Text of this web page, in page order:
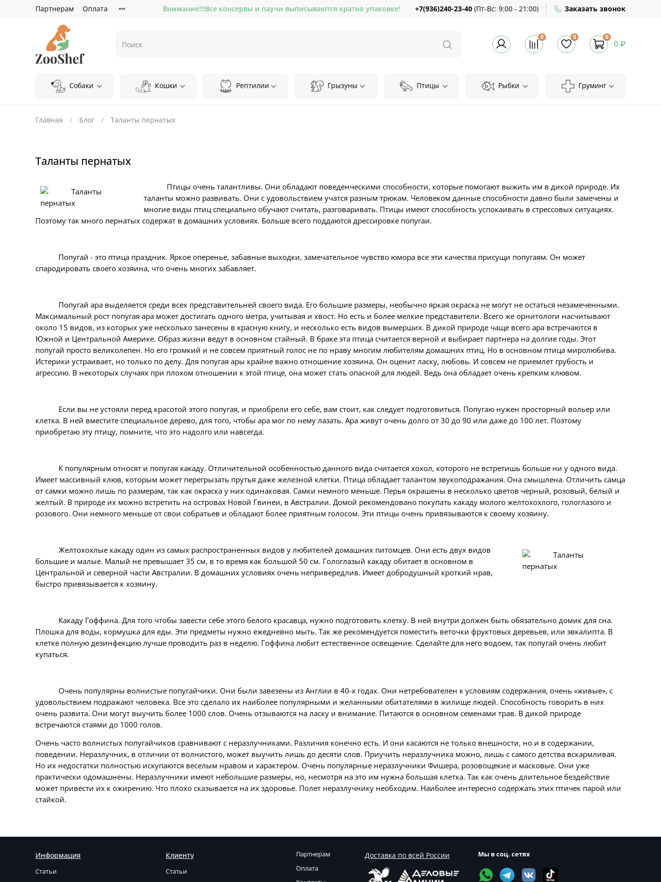
Партнерам Оплата Внимание!!!Все консервы и паучи выписываются кратно упаковке! +7(936)240-23-40 (Пт-Вс: 9:00 - 21:00) Заказать звонок
0 0 0
0 ₽
Собаки Кошки Рептилии Грызуны Птицы Рыбки Груминг
Главная Блог Таланты пернатых
Таланты пернатых
Птицы очень талантливы. Они обладают поведенческими способности, которые помогают выжить им в дикой природе. Их
таланты можно развивать. Они с удовольствием учатся разным трюкам. Человеком данные способности давно были замечены и
многие виды птиц специально обучают считать, разговаривать. Птицы имеют способность успокаивать в стрессовых ситуациях.
Поэтому так много пернатых содержат в домашних условиях. Больше всего поддаются дрессировке попугаи.
Попугай - это птица праздник. Яркое оперенье, забавные выходки, замечательное чувство юмора все эти качества присущи попугаям. Он может
спародировать своего хозяина, что очень многих забавляет.
Попугай ара выделяется среди всех представительней своего вида. Его большие размеры, необычно яркая окраска не могут не остаться незамеченными.
Максимальный рост попугая ара может достигать одного метра, учитывая и хвост. Но есть и более мелкие представители. Всего же орнитологи насчитывают
около 15 видов, из которых уже несколько занесены в красную книгу, и несколько есть видов вымерших. В дикой природе чаще всего ара встречаются в
Южной и Центральной Америке. Образ жизни ведут в основном стайный. В браке эта птица считается верной и выбирает партнера на долгие годы. Этот
попугай просто великолепен. Но его громкий и не совсем приятный голос не по нраву многим любителям домашних птиц. Но в основном птица миролюбива.
Истерики устраивает, но только по делу. Для попугая ары крайне важно отношение хозяина. Он оценит ласку, любовь. И совсем не приемлет грубость и
агрессию. В некоторых случаях при плохом отношении к этой птице, она может стать опасной для людей. Ведь она обладает очень крепким клювом.
Если вы не устояли перед красотой этого попугая, и приобрели его себе, вам стоит, как следует подготовиться. Попугаю нужен просторный вольер или
клетка. В ней вместите специальное дерево, для того, чтобы ара мог по нему лазать. Ара живут очень долго от 30 до 90 или даже до 100 лет. Поэтому
приобретаю эту птицу, помните, что это надолго или навсегда.
К популярным относят и попугая какаду. Отличительной особенностью данного вида считается хохол, которого не встретишь больше ни у одного вида.
Имеет массивный клюв, которым может перегрызать прутья даже железной клетки. Птица обладает талантом звукоподражания. Она смышлена. Отличить самца
от самки можно лишь по размерам, так как окраска у них одинаковая. Самки немного меньше. Перья окрашены в несколько цветов черный, розовый, белый и
желтый. В природе их можно встретить на островах Новой Гвинеи, в Австралии. Домой рекомендовано покупать какаду молого желтохохлого, гологлазого и
розового. Они немного меньше от свои собратьев и обладают более приятным голосом. Эти птицы очень привязываются к своему хозяину.
Желтохохлые какаду один из самых распространенных видов у любителей домашних питомцев. Они есть двух видов
большие и малые. Малый не превышает 35 см, в то время как большой 50 см. Гологлазый какаду обитает в основном в
Центральной и северной части Австралии. В домашних условиях очень непривередлив. Имеет добродушный кроткий нрав,
быстро привязывается к хозяину.
Какаду Гоффина. Для того чтобы завести себе этого белого красавца, нужно подготовить клетку. В ней внутри должен быть обязательно домик для сна.
Плошка для воды, кормушка для еды. Эти предметы нужно ежедневно мыть. Так же рекомендуется поместить веточки фруктовых деревьев, или эвкалипта. В
клетке полную дезинфекцию лучше проводить раз в неделю. Гоффина любит естественное освещение. Сделайте для него водоем, так попугай очень любит
купаться.
Очень популярны волнистые попугайчики. Они были завезены из Англии в 40-х годах. Они нетребователен к условиям содержания, очень «живые», с
удовольствием подражают человека. Все это сделало их наиболее популярными и желанными обитателями в жилище людей. Способность говорить в них
очень развита. Они могут выучить более 1000 слов. Очень отзываются на ласку и внимание. Питаются в основном семенами трав. В дикой природе
встречаются стаями до 1000 голов.
Очень часто волнистых попугайчиков сравнивают с неразлучниками. Различия конечно есть. И они касаются не только внешности, но и в содержании,
поведении. Неразлучник, в отличии от волнистого, может выучить лишь до десяти слов. Приучить неразлучника можно, лишь с самого детства вскармливая.
Но их недостатки полностью искупаются веселым нравом и характером. Очень популярные неразлучники Фишера, розовощекие и масковые. Они уже
практически одомашнены. Неразлучники имеют небольшие размеры, но, несмотря на это им нужна большая клетка. Так как очень длительное бездействие
может привести их к ожирению. Что плохо сказывается на их здоровье. Полет неразлучнику необходим. Наиболее интересно содержать этих птичек парой или
стайкой.
Информация
Статьи
Клиенту
Статьи
Партнерам
Оплата
Доставка по всей России Мы в соц. сетях